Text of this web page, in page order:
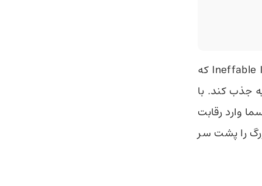
، استودیو و آزمایشگاه بریتانیایی Ineffable Intelligence که
میلیارد دلار سرمایه جذب کند. با
و حالا رسما وارد رقابت
را پشت سر